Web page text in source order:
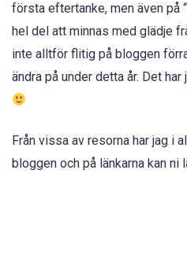
första eftertanke, men även på
hel del att minnas med glädje
inte alltför flitig på bloggen
ändra på under detta år. Det
Från vissa av resorna har jag i
bloggen och på länkarna kan